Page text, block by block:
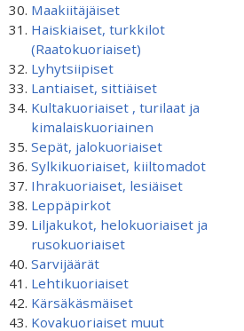
Maakiitäjäiset
Haiskiaiset, turkkilot
(Raatokuoriaiset)
Lyhytsiipiset
Lantiaiset, sittiäiset
Kultakuoriaiset , turilaat ja
kimalaiskuoriainen
Sepät, jalokuoriaiset
Sylkikuoriaiset, kiiltomadot
Ihrakuoriaiset, lesiäiset
Leppäpirkot
Liljakukot, helokuoriaiset ja
rusokuoriaiset
Sarvijäärät
Lehtikuoriaiset
Kärsäkäsmäiset
Kovakuoriaiset muut